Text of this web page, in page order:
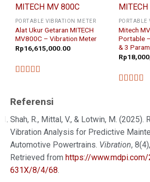
PORTABLE VIBRATION METER
Alat Ukur Getaran MITECH
MV800C – Vibration Meter
Rp16,615,000.00
PORTABLE
Mitech
Portable
& 3
Rp
Referensi
Shah, R., Mittal, V., & Lotwin, M. (2025).
Vibration Analysis for Predictive
Automotive Powertrains. Vibration,
Retrieved from https://
631X/8/4/68.